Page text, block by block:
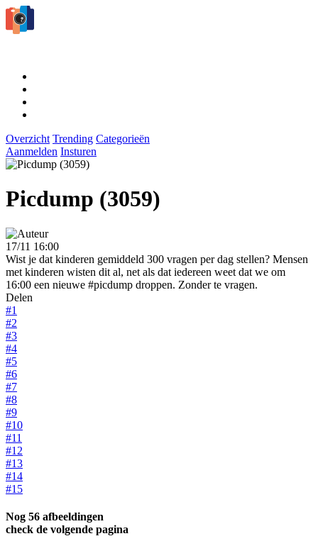
Overzicht Trending Categorieën
Aanmelden Insturen
Picdump (3059)
17/11 16:00
Wist je dat kinderen gemiddeld 300 vragen per dag stellen? Mensen
met kinderen wisten dit al, net als dat iedereen weet dat we om
16:00 een nieuwe #picdump droppen. Zonder te vragen.
Delen
#1
#2
#3
#4
#5
#6
#7
#8
#9
#10
#11
#12
#13
#14
#15
Nog 56 afbeeldingen
check de volgende pagina